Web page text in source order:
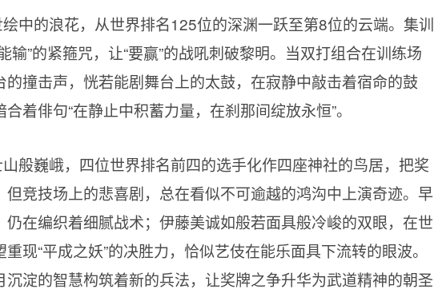
中的浪花，从世界排名125位的深渊一跃至第8位的云端。集训
输”的紧箍咒，让“要赢”的战吼刺破黎明。当双打组合在训练场
撞击声，恍若能剧舞台上的太鼓，在寂静中敲击着宿命的鼓
着俳句“在静止中积蓄力量，在刹那间绽放永恒”。
般巍峨，四位世界排名前四的选手化作四座神社的鸟居，把奖
竞技场上的悲喜剧，总在看似不可逾越的鸿沟中上演奇迹。早
在编织着细腻战术；伊藤美诚如般若面具般冷峻的双眼，在世
现“平成之妖”的决胜力，恰似艺伎在能乐面具下流转的眼波。
淀的智慧构筑着新的兵法，让奖牌之争升华为武道精神的朝圣